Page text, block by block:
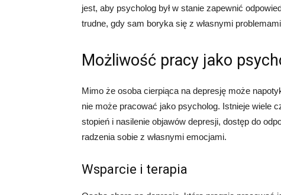
jest, aby psycholog był w stanie zapewnić
trudne, gdy sam boryka się z własnymi
Możliwość pracy jako
Mimo że osoba cierpiąca na depresję może
nie może pracować jako psycholog. Istnieje wiele
stopień i nasilenie objawów depresji, dostęp do
radzenia sobie z własnymi emocjami.
Wsparcie i terapia